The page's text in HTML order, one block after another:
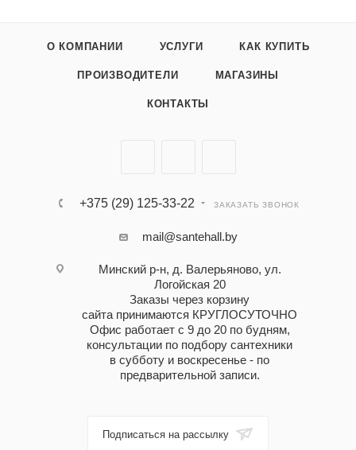
О КОМПАНИИ УСЛУГИ КАК КУПИТЬ
ПРОИЗВОДИТЕЛИ МАГАЗИНЫ
КОНТАКТЫ
+375 (29) 125-33-22 ЗАКАЗАТЬ ЗВОНОК
mail@santehall.by
Минский р-н, д. Валерьяново, ул.
Логойская 20
Заказы через корзину
сайта принимаются КРУГЛОСУТОЧНО
Офис работает с 9 до 20 по будням,
консультации по подбору сантехники
в субботу и воскресенье - по
предварительной записи.
Подписаться на рассылку